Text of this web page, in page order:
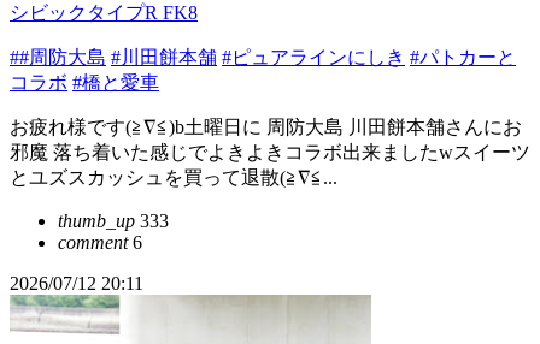
シビックタイプR FK8
##周防大島 #川田餅本舗 #ピュアラインにしき #パトカーと
コラボ #橋と愛車
お疲れ様です(≧∇≦)b土曜日に 周防大島 川田餅本舗さんにお
邪魔 落ち着いた感じでよきよきコラボ出来ましたwスイーツ
とユズスカッシュを買って退散(≧∇≦...
thumb_up 333
comment6
2026/07/12 20:11